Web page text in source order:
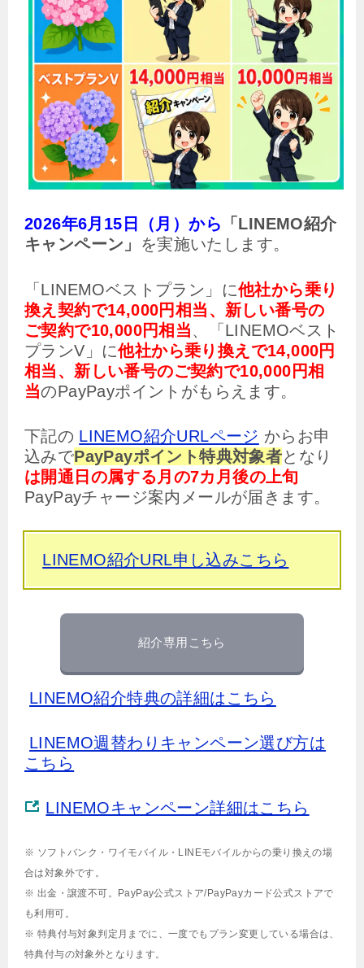
2026年6月15日（月）から 「LINEMO紹介
キャンペーン」 を実施いたします。
「LINEMOベストプラン」に他社から乗り
換え契約で14,000円相当、新しい番号の
ご契約で10,000円相当、「LINEMOベスト
プランV」に他社から乗り換えで14,000円
相当、新しい番号のご契約で10,000円相
当のPayPayポイントがもらえます。
下記の LINEMO紹介URLページ からお申
込みでPayPayポイント特典対象者となり
は開通日の属する月の7カ月後の上旬
PayPayチャージ案内メールが届きます。
LINEMO紹介URL申し込みこちら
紹介専用こちら
LINEMO紹介特典の詳細はこちら
LINEMO週替わりキャンペーン選び方は
こちら
LINEMOキャンペーン詳細はこちら
※ ソフトバンク・ワイモバイル・LINEモバイルからの乗り換えの場
合は対象外です。
※ 出金・譲渡不可。PayPay公式ストア/PayPayカード公式ストアで
も利用可。
※ 特典付与対象判定月までに、一度でもプラン変更している場合は、
特典付与の対象外となります。